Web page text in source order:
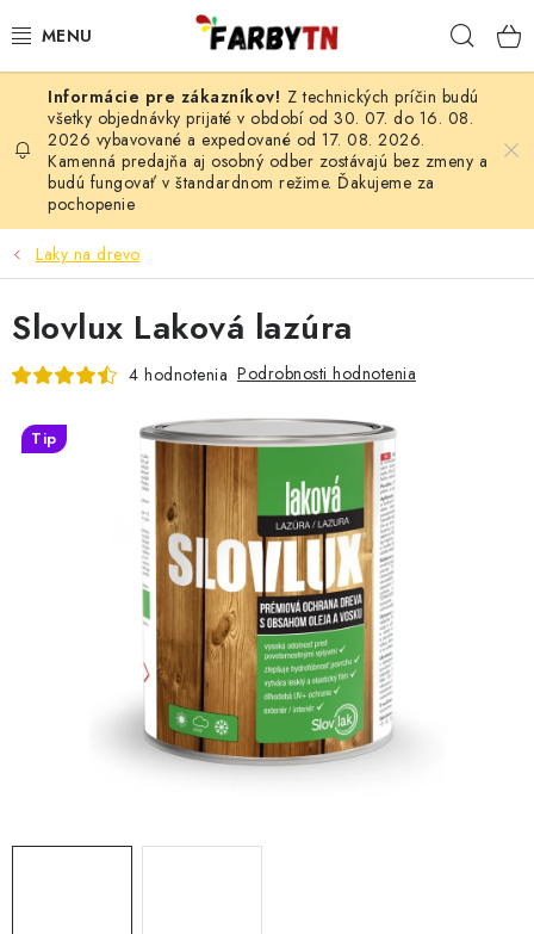
na
FARBY A LAKY
STAVEBNÁ CHÉMIA
MALIARSKE POTREBY
OBCHODNÉ PODMIENKY
HODNOTENIE OBCHODU
MIEŠANIE FARIEB
Moja objednávka
Vrátenie a odstúpenie od zmluvy
Z technických príčin budú
všetky objednávky prijaté v období od 30. 07. do 16. 08.
2026 vybavované a expedované od 17. 08. 2026.
Kamenná predajňa aj osobný odber zostávajú bez zmeny a
budú fungovať v štandardnom režime. Ďakujeme za
pochopenie
Laky na drevo
Slovlux Laková lazúra
4 hodnotenia Podrobnosti hodnotenia
Tip